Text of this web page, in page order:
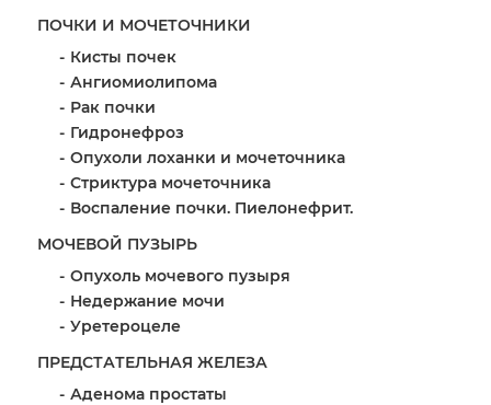
ПОЧКИ И МОЧЕТОЧНИКИ
Кисты почек
Ангиомиолипома
Рак почки
Гидронефроз
Опухоли лоханки и мочеточника
Стриктура мочеточника
Воспаление почки. Пиелонефрит.
МОЧЕВОЙ ПУЗЫРЬ
Опухоль мочевого пузыря
Недержание мочи
Уретероцеле
ПРЕДСТАТЕЛЬНАЯ ЖЕЛЕЗА
Аденома простаты